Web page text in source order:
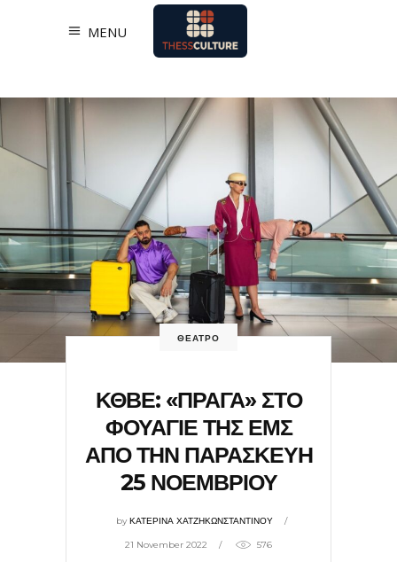
MENU
ΘΕΑΤΡΟ
ΚΘΒΕ: «ΠΡΑΓΑ» ΣΤΟ
ΦΟΥΑΓΙΕ ΤΗΣ ΕΜΣ
ΑΠΟ ΤΗΝ ΠΑΡΑΣΚΕΥΗ
25 ΝΟΕΜΒΡΙΟΥ
byΚΑΤΕΡΙΝΑ ΧΑΤΖΗΚΩΝΣΤΑΝΤΙΝΟΥ
21 November 2022 576